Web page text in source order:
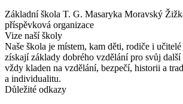
Základní škola T. G. Masaryka Moravský
příspěvková organizace
Vize naší školy
Naše škola je místem, kam děti, rodiče i
získají základy dobrého vzdělání pro svůj
vždy kladen na vzdělání, bezpečí, historii a
a individualitu.
Důležité odkazy